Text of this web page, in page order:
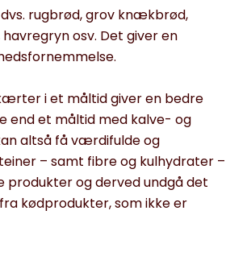
dvs. rugbrød, grov knækbrød,
osv. Det giver en
i et måltid giver en bedre
end et måltid med kalve- og
altså få værdifulde og
– samt fibre og kulhydrater –
produkter og derved undgå det
kødprodukter, som ikke er